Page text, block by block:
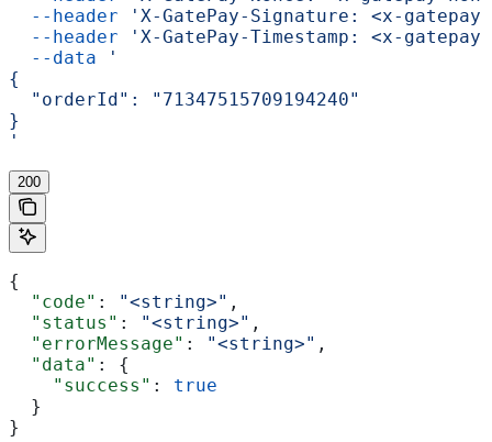
  --header
'X-GatePay-Signature: <x-
  --header
'X-GatePay-Timestamp: <x-
  --data
'
{
  "orderId": "71347515709194240"
}
'
200
{
  "code"
: "<string>" ,
  "status"
: "<string>" ,
  "errorMessage"
: "<string>" ,
  "data"
: {
    "success"
: true
  }
}